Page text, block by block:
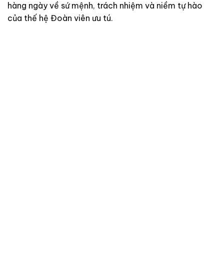
hàng ngày về sứ mệnh, trách nhiệm và niềm tự hào
của thế hệ Đoàn viên ưu tú.